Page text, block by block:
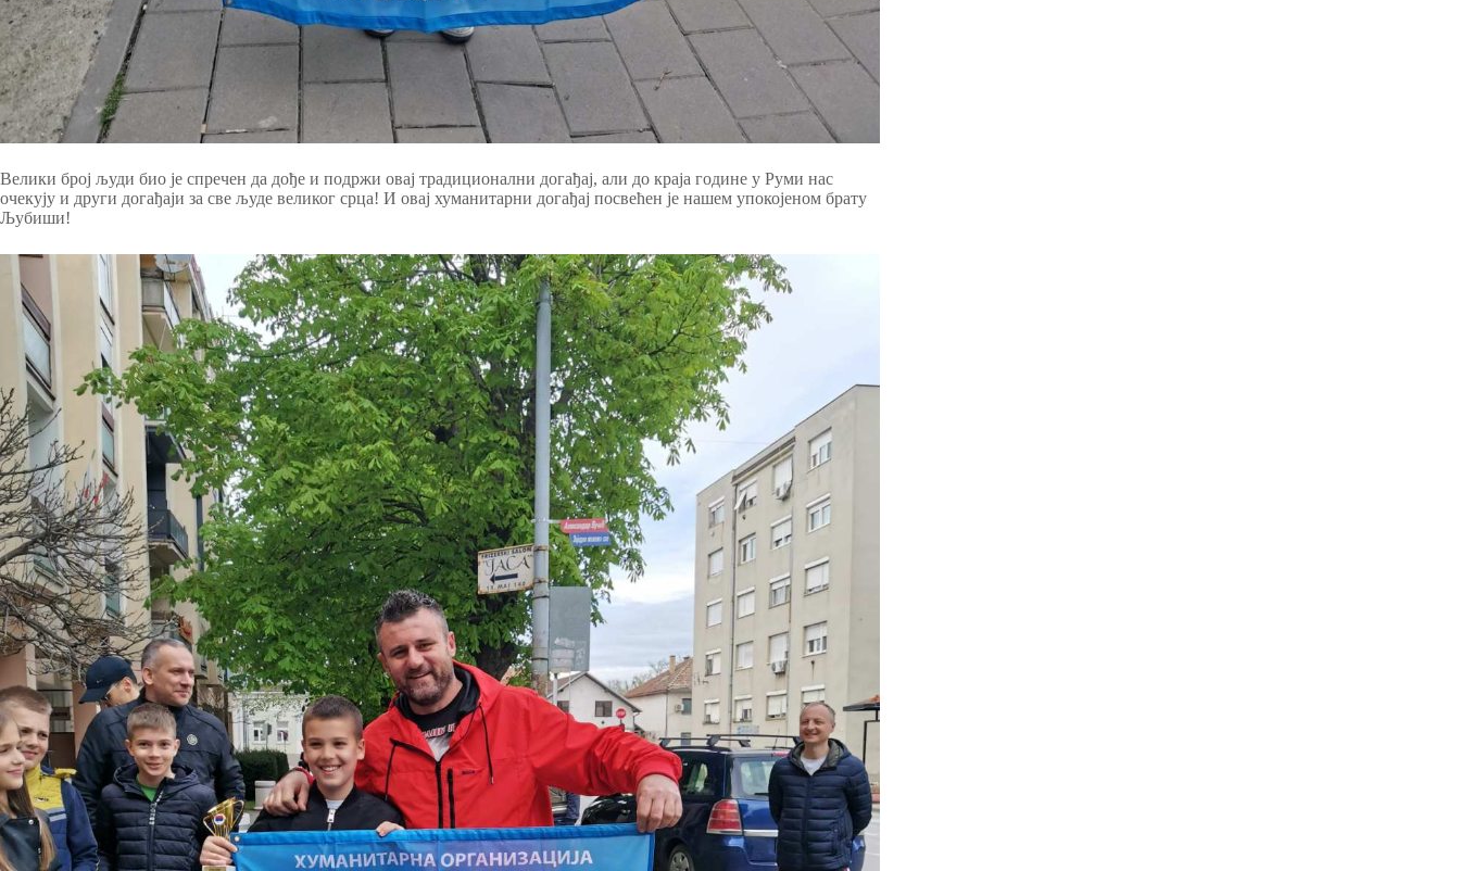
Велики број људи био је спречен да дође и подржи овај традиционални догађај, али до краја године у Руми нас
очекују и други догађаји за све људе великог срца! И овај хуманитарни догађај посвећен је нашем упокојеном брату
Љубиши!